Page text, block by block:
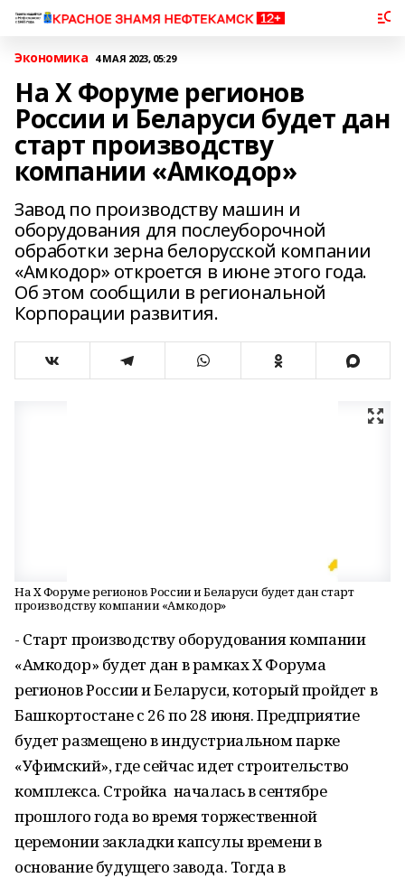
Экономика 4 МАЯ 2023, 05:29
На X Форуме регионов
России и Беларуси будет дан
старт производству
компании «Амкодор»
Завод по производству машин и
оборудования для послеуборочной
обработки зерна белорусской компании
«Амкодор» откроется в июне этого года.
Об этом сообщили в региональной
Корпорации развития.
На X Форуме регионов России и Беларуси будет дан старт
производству компании «Амкодор»
- Старт производству оборудования компании
«Амкодор» будет дан в рамках X Форума
регионов России и Беларуси, который пройдет в
Башкортостане с 26 по 28 июня. Предприятие
будет размещено в индустриальном парке
«Уфимский», где сейчас идет строительство
комплекса. Стройка началась в сентябре
прошлого года во время торжественной
церемонии закладки капсулы времени в
основание будущего завода. Тогда в